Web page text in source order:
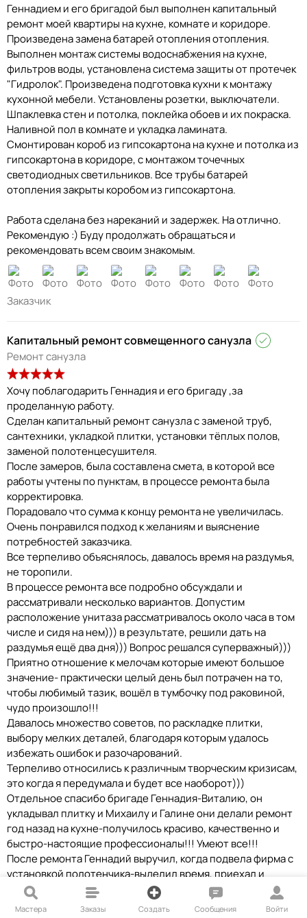
Геннадием и его бригадой был выполнен капитальный
ремонт моей квартиры на кухне, комнате и коридоре.
Произведена замена батарей отопления отопления.
Выполнен монтаж системы водоснабжения на кухне,
фильтров воды, установлена система защиты от протечек
"Гидролок". Произведена подготовка кухни к монтажу
кухонной мебели. Установлены розетки, выключатели.
Шпаклевка стен и потолка, поклейка обоев и их покраска.
Наливной пол в комнате и укладка ламината.
Смонтирован короб из гипсокартона на кухне и потолка из
гипсокартона в коридоре, с монтажом точечных
светодиодных светильников. Все трубы батарей
отопления закрыты коробом из гипсокартона.
Работа сделана без нареканий и задержек. На отлично.
Рекомендую :) Буду продолжать обращаться и
рекомендовать всем своим знакомым.
Заказчик
Капитальный ремонт совмещенного санузла
Ремонт санузла
Хочу поблагодарить Геннадия и его бригаду ,за
проделанную работу.
Сделан капитальный ремонт санузла с заменой труб,
сантехники, укладкой плитки, установки тёплых полов,
заменой полотенцесушителя.
После замеров, была составлена смета, в которой все
работы учтены по пунктам, в процессе ремонта была
корректировка.
Порадовало что сумма к концу ремонта не увеличилась.
Очень понравился подход к желаниям и выяснение
потребностей заказчика.
Все терпеливо объяснялось, давалось время на раздумья,
не торопили.
В процессе ремонта все подробно обсуждали и
рассматривали несколько вариантов. Допустим
расположение унитаза рассматривалось около часа в том
числе и сидя на нем))) в результате, решили дать на
раздумья ещё два дня))) Вопрос решался суперважный)))
Приятно отношение к мелочам которые имеют большое
значение- практически целый день был потрачен на то,
чтобы любимый тазик, вошёл в тумбочку под раковиной,
чудо произошло!!!
Давалось множество советов, по раскладке плитки,
выбору мелких деталей, благодаря которым удалось
избежать ошибок и разочарований.
Терпеливо относились к различным творческим кризисам,
это когда я передумала и будет все наоборот)))
Отдельное спасибо бригаде Геннадия-Виталию, он
укладывал плитку и Михаилу и Галине они делали ремонт
год назад на кухне-получилось красиво, качественно и
быстро-настоящие профессионалы!!! Умеют все!!!
После ремонта Геннадий выручил, когда подвела фирма с
установкой полотенчика-выделил время, приехал и
сделал!
И привёз с собой волшебное приспособление
Мастера Заказы Создать Сообщения Войти